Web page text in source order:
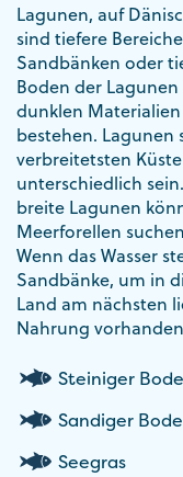
Lagunen, auf
sind tiefere
Sandbänken oder
Boden der
dunklen
bestehen. Lagunen
verbreitetsten
unterschiedlich
breite Lagunen
Meerforellen
Wenn das Wasser
Sandbänke, um in
Land am nächsten
Nahrung
Steiniger
Sandiger
Seegras